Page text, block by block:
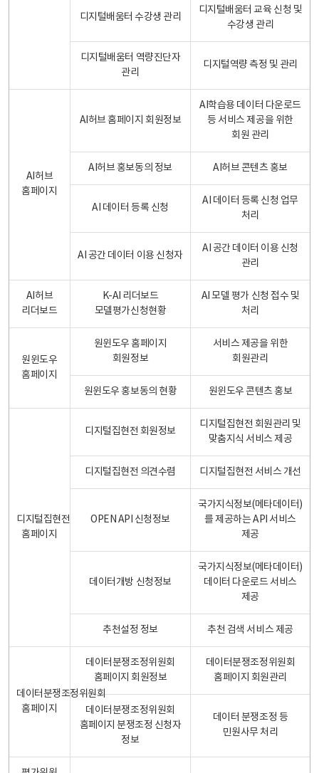
디지털배움터 수강생 관리
디지털배움터 교육 신청 및
수강생 관리
디지털배움터 역량진단자
관리
디지털역량 측정 및 관리
AI허브
홈페이지
AI허브 홈페이지 회원정보
AI학습용 데이터 다운로드
등 서비스 제공을 위한
회원 관리
AI허브 홍보동의 정보 AI허브 콘텐츠 홍보
AI 데이터 등록 신청
AI 데이터 등록 신청 업무
처리
AI 공간 데이터 이용 신청자
AI 공간 데이터 이용 신청
관리
AI허브
리더보드
K-AI 리더보드
모델평가신청현황
AI 모델 평가 신청 접수 및
처리
원윈도우
홈페이지
원윈도우 홈페이지
회원정보
서비스 제공을 위한
회원관리
원윈도우 홍보동의 현황 원윈도우 콘텐츠 홍보
디지털집현전
홈페이지
디지털집현전 회원정보
디지털집현전 회원관리 및
맞춤지식 서비스 제공
디지털집현전 의견수렴 디지털집현전 서비스 개선
OPEN API 신청정보
국가지식정보(메타데이터)
를 제공하는 API 서비스
제공
데이터개방 신청정보
국가지식정보(메타데이터)
데이터 다운로드 서비스
제공
추천설정 정보 추천 검색 서비스 제공
데이터분쟁조정위원회
홈페이지
데이터분쟁조정위원회
홈페이지 회원정보
데이터분쟁조정위원회
홈페이지 회원관리
데이터분쟁조정위원회
홈페이지 분쟁조정 신청자
정보
데이터 분쟁조정 등
민원사무 처리